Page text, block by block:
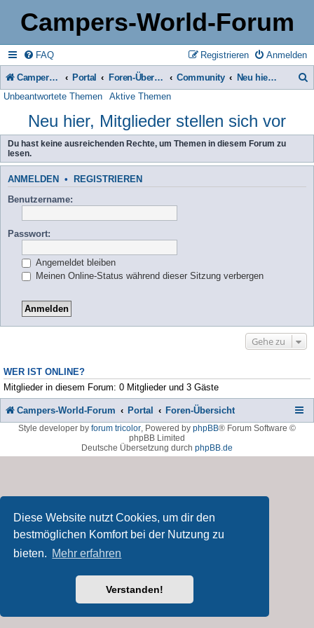
Diese Website nutzt Cookies, um dir den
bestmöglichen Komfort bei der Nutzung zu
bieten. Mehr erfahren
Verstanden!
Campers-World-Forum
FAQ Anmelden
Registrieren
Campers-World-Forum Portal Foren-Übersicht Community Neu hier, Mitglieder stellen sich vor
h
Unbeantwortete Themen Aktive Themen
Neu hier, Mitglieder stellen sich vor
Du hast keine ausreichenden Rechte, um Themen in diesem Forum zu
lesen.
ANMELDEN • REGISTRIEREN
Benutzername:
Passwort:
Angemeldet bleiben
Meinen Online-Status während dieser Sitzung verbergen
Gehe zu
WER IST ONLINE?
Mitglieder in diesem Forum: 0 Mitglieder und 3 Gäste
Campers-World-Forum Portal Foren-Übersicht
Style developer by forum tricolor, Powered by phpBB® Forum Software ©
phpBB Limited
Deutsche Übersetzung durch phpBB.de